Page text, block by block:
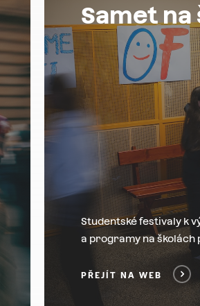
Samet na
Studentské festivaly k
a programy na školách
PŘEJÍT NA WEB